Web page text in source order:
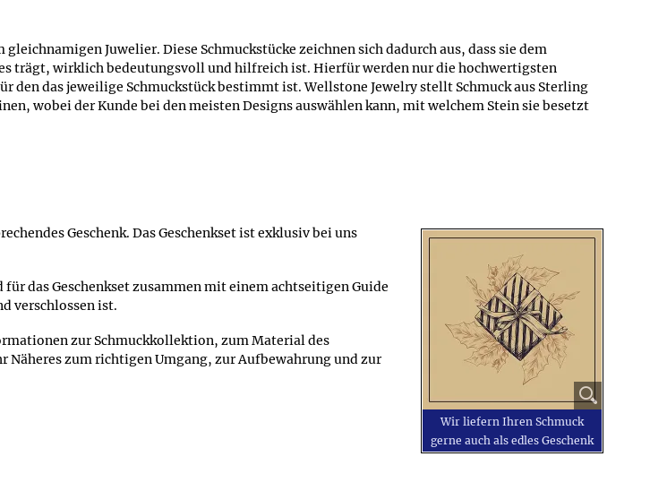
Juwelier. Diese Schmuckstücke zeichnen sich dadurch aus, dass sie dem
trägt, wirklich bedeutungsvoll und hilfreich ist. Hierfür werden nur die hochwertigsten
das jeweilige Schmuckstück bestimmt ist. Wellstone Jewelry stellt Schmuck aus Sterling
wobei der Kunde bei den meisten Designs auswählen kann, mit welchem Stein sie besetzt
Wir liefern Ihren Schmuck
gerne auch als edles Geschenk
Geschenk. Das Geschenkset ist exklusiv bei uns
das Geschenkset zusammen mit einem achtseitigen Guide
verschlossen ist.
zur Schmuckkollektion, zum Material des
Näheres zum richtigen Umgang, zur Aufbewahrung und zur